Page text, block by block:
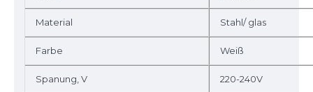
Material Stahl/ glas
Farbe Weiß
Spanung, V 220-240V